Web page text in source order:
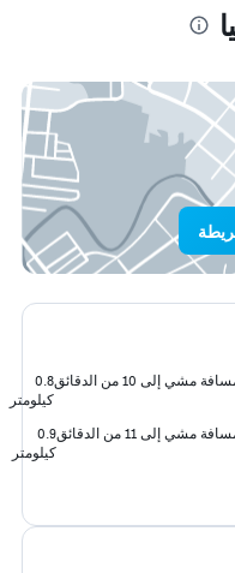
مشي إلى 10 من الدقائق
0.8
كيلومتر
مشي إلى 11 من الدقائق
0.9
كيلومتر